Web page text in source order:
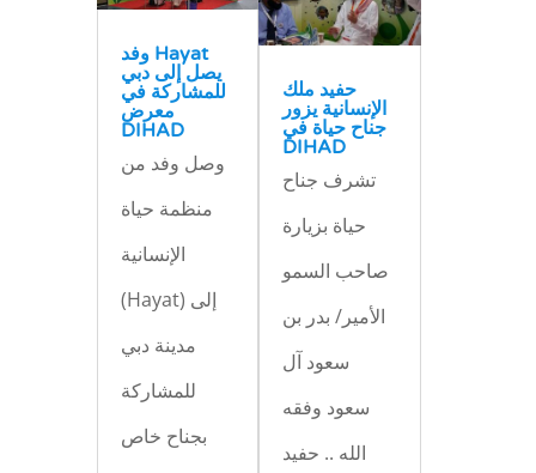
وفد Hayat
يصل إلى دبي
للمشاركة في
معرض
DIHAD
وصل وفد من
منظمة حياة
الإنسانية
(Hayat) إلى
مدينة دبي
للمشاركة
بجناح خاص
حفيد ملك
الإنسانية يزور
جناح حياة في
DIHAD
تشرف جناح
حياة بزيارة
صاحب السمو
الأمير/ بدر بن
سعود آل
سعود وفقه
الله .. حفيد